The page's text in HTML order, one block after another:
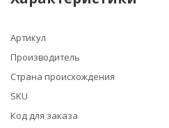
Артикул
Производитель
Страна происхождения
SKU
Код для заказа